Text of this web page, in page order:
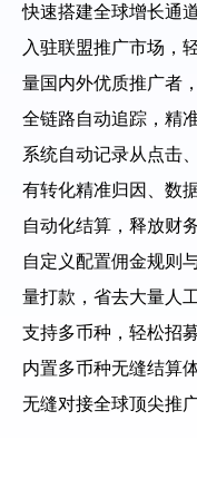
快速搭建全球增长通
入驻联盟推广市场，
量国内外优质推广者
全链路自动追踪，精
系统自动记录从点击
有转化精准归因、数
自动化结算，释放财
自定义配置佣金规则
量打款，省去大量人
支持多币种，轻松招
内置多币种无缝结算
无缝对接全球顶尖推